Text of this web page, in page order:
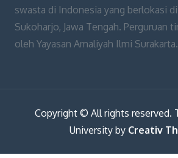
swasta di Indonesia yang berlokasi
Sukoharjo, Jawa Tengah. Perguruan
oleh Yayasan Amaliyah Ilmi Surakarta.
Copyright © All rights reserved.
University by Creativ